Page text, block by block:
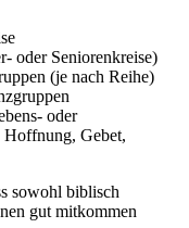
oder Seniorenkreise)
(je nach Reihe)
oder
Hoffnung, Gebet,
sowohl biblisch
gut mitkommen